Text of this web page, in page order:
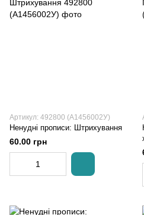
Артикул: 492800 (А1456002У)
Ненудні прописи: Штрихування
60.00 грн